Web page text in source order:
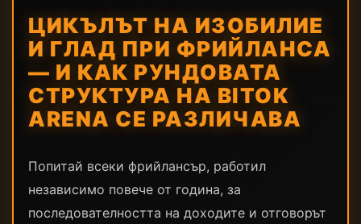
ЦИКЪЛЪТ НА ИЗОБИЛИЕ
И ГЛАД ПРИ ФРИЙЛАНСА
— И КАК РУНДОВАТА
СТРУКТУРА НА BITOK
ARENA СЕ РАЗЛИЧАВА
Попитай всеки фрийлансър, работил
независимо повече от година, за
последователността на доходите и отговорът